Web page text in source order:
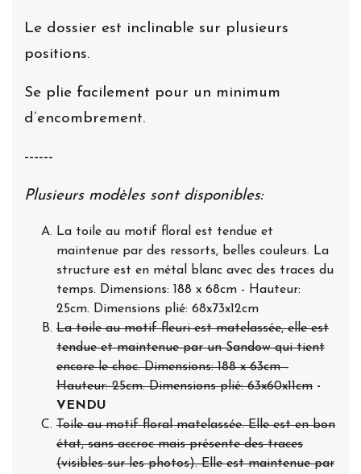
Le dossier est inclinable sur plusieurs
positions.
Se plie facilement pour un minimum
d’encombrement.
------
Plusieurs modèles sont disponibles:
La toile au motif floral est tendue et
maintenue par des ressorts, belles couleurs. La
structure est en métal blanc avec des traces du
temps. Dimensions: 188 x 68cm - Hauteur:
25cm. Dimensions plié: 68x73x12cm
La toile au motif fleuri est matelassée, elle est
tendue et maintenue par un Sandow qui tient
encore le choc. Dimensions: 188 x 63cm -
Hauteur: 25cm. Dimensions plié: 63x60x11cm -
VENDU
Toile au motif floral matelassée. Elle est en bon
état, sans accroc mais présente des traces
(visibles sur les photos). Elle est maintenue par